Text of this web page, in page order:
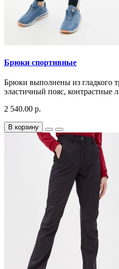
Брюки спортивные
Брюки выполнены из гладкого
эластичный пояс, контрастные
2 540.00 р.
В корзину